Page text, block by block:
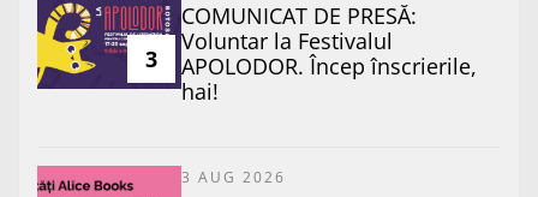
3
COMUNICAT DE PRESĂ:
Voluntar la Festivalul
APOLODOR. Încep înscrierile,
hai!
3 AUG 2026